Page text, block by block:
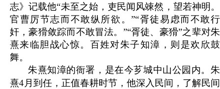
志》记载他“未至之始，吏民闻风竦然，望若神明。
官曹厉节志而不敢纵所欲。”“胥徒易虑而不敢行
奸，豪猾敛踪而不敢冒法。”“胥徒、豪猾”之辈对朱
熹来临胆战心惊。百姓对朱子知漳，则是欢欣鼓
舞。
朱熹知漳的衙署，是在今芗城中山公园内。朱
熹4 月到任，正值春耕时节，他深入民间，了解民间